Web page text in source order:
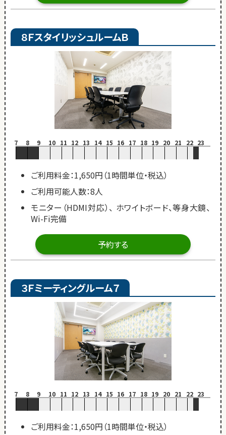
８ＦスタイリッシュルームＢ
7 8 9 10 11 12 13 14 15 16 17 18 19 20 21 22 23
ご利用料金：1,650円（1時間単位・税込）
ご利用可能人数：8人
モニター（HDMI対応）、 ホワイトボード、等身大鏡、
Wi-Fi完備
予約する
３Ｆミーティングルーム７
7 8 9 10 11 12 13 14 15 16 17 18 19 20 21 22 23
ご利用料金：1,650円（1時間単位・税込）